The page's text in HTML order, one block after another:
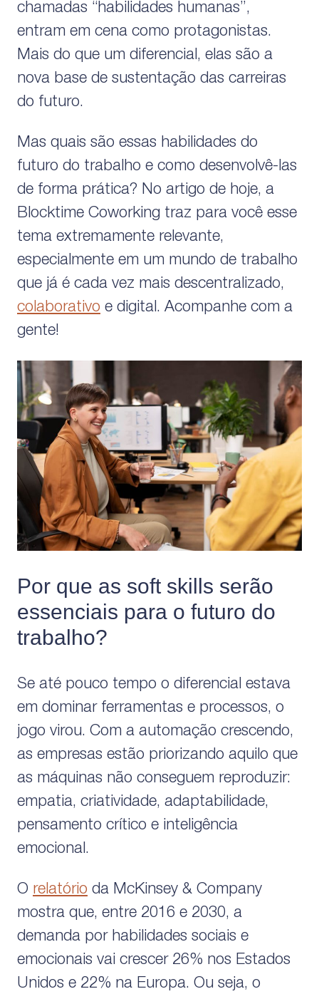
chamadas “habilidades humanas”,
entram em cena como protagonistas.
Mais do que um diferencial, elas são a
nova base de sustentação das carreiras
do futuro.
Mas quais são essas habilidades do
futuro do trabalho e como desenvolvê-las
de forma prática? No artigo de hoje, a
Blocktime Coworking traz para você esse
tema extremamente relevante,
especialmente em um mundo de trabalho
que já é cada vez mais descentralizado,
colaborativo e digital. Acompanhe com a
gente!
Por que as soft skills serão
essenciais para o futuro do
trabalho?
Se até pouco tempo o diferencial estava
em dominar ferramentas e processos, o
jogo virou. Com a automação crescendo,
as empresas estão priorizando aquilo que
as máquinas não conseguem reproduzir:
empatia, criatividade, adaptabilidade,
pensamento crítico e inteligência
emocional.
O relatório da McKinsey & Company
mostra que, entre 2016 e 2030, a
demanda por habilidades sociais e
emocionais vai crescer 26% nos Estados
Unidos e 22% na Europa. Ou seja, o